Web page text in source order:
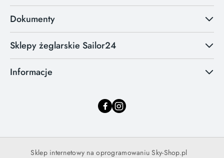
Dokumenty
Sklepy żeglarskie Sailor24
Informacje
Sklep internetowy na oprogramowaniu Sky-Shop.pl